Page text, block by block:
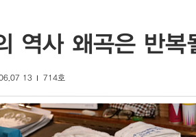
역사 왜곡은 반복
13 714호